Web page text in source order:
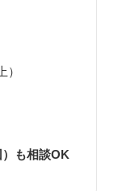
も相談OK